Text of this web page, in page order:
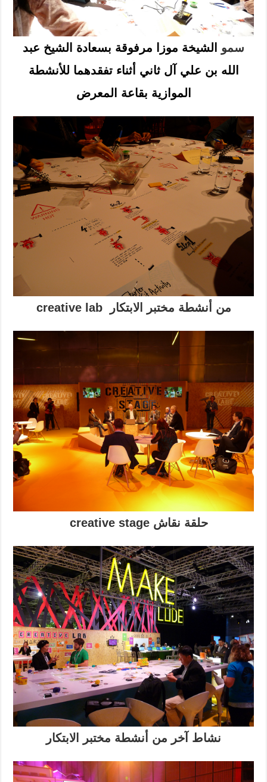
سمو
الشيخة موزا مرفوقة بسعادة الشيخ عبد
الله بن علي آل ثاني أثناء تفقدهما للأنشطة
الموازية بقاعة المعرض
من أنشطة مختبر الابتكار creative lab
حلقة نقاش creative stage
نشاط آخر من أنشطة مختبر الابتكار